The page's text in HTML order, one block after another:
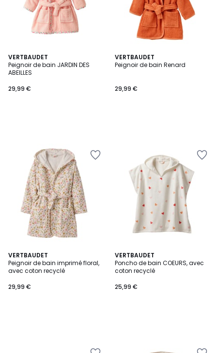
VERTBAUDET
Peignoir de bain JARDIN DES
ABEILLES
29,99 €
VERTBAUDET
Peignoir de bain Renard
29,99 €
VERTBAUDET
Peignoir de bain imprimé floral,
avec coton recyclé
29,99 €
VERTBAUDET
Poncho de bain COEURS, avec
coton recyclé
25,99 €